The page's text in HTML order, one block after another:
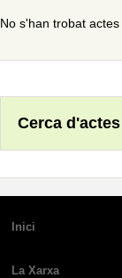
No s'han trobat
Cerca d'actes
Inici
La Xarxa